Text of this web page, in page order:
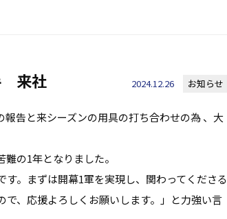
来社 2024.12.26 お知らせ
告と来シーズンの用具の打ち合わせの為 、大
の1年となりました。
。まずは開幕1軍を実現し、関わってくださる
、応援よろしくお願いします。」と力強い言